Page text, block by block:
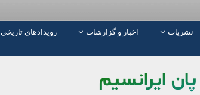
نشریات اخبار و گزارشات رویدادهای تاریخی
ایرانسیم